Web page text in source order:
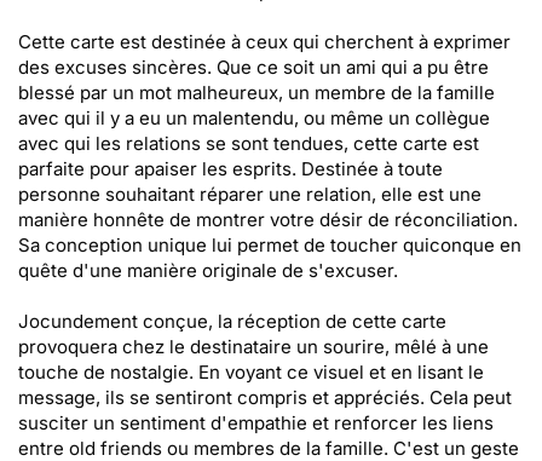
Cette carte est destinée à ceux qui cherchent à exprimer
des excuses sincères. Que ce soit un ami qui a pu être
blessé par un mot malheureux, un membre de la famille
avec qui il y a eu un malentendu, ou même un collègue
avec qui les relations se sont tendues, cette carte est
parfaite pour apaiser les esprits. Destinée à toute
personne souhaitant réparer une relation, elle est une
manière honnête de montrer votre désir de réconciliation.
Sa conception unique lui permet de toucher quiconque en
quête d'une manière originale de s'excuser.
Jocundement conçue, la réception de cette carte
provoquera chez le destinataire un sourire, mêlé à une
touche de nostalgie. En voyant ce visuel et en lisant le
message, ils se sentiront compris et appréciés. Cela peut
susciter un sentiment d'empathie et renforcer les liens
entre old friends ou membres de la famille. C'est un geste